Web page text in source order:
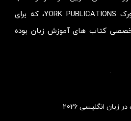
های معتبر انتشارات یورک YORK PUBLICATIONS، که برای
کتاب های آموزش زبان بوده
انگلیسی 2026